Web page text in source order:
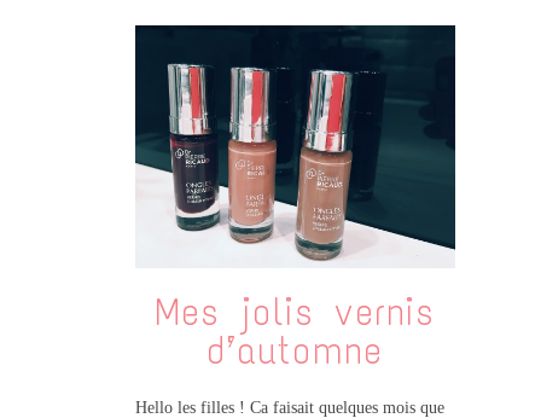
Mes jolis vernis
d’automne
Hello les filles ! Ca faisait quelques mois que